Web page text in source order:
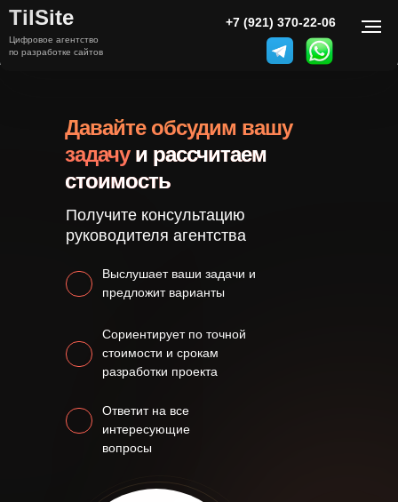
TilSite
Цифровое агентство
по разработке сайтов
+7 (921) 370-22-06
Сориентирует по точной
стоимости и срокам
разработки проекта
Получите консультацию
руководителя агентства
Ответит на все
интересующие
вопросы
Выслушает ваши задачи и
предложит варианты
Давайте обсудим вашу
задачу и рассчитаем
стоимость